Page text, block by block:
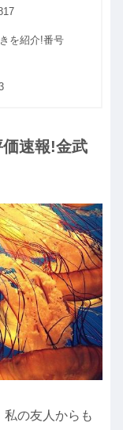
を紹介!番号
速報!金武
の友人からも